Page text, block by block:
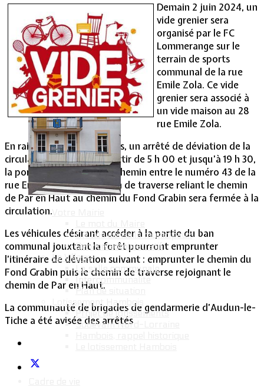
Vie Municipale
CR des conseils municipaux
Service administratif
Le Village
La salle communale
Intercommunalité
Plan de situation
Lotissement Hambois
Projet de lotissements
Sodevam Nord-Lorraine
Demain 2 juin 2024, un
vide grenier sera
organisé par le FC
Lommerange sur le
terrain de sports
communal de la rue
Emile Zola. Ce vide
grenier sera associé à
un vide maison au 28
rue Emile Zola.
En raison de ces animations, un arrêté de déviation de la
circulation a été pris. A partir de 5 h 00 et jusqu’à 19 h 30,
la portion de route et de chemin entre le numéro 43 de la
rue Emile Zola et le chemin de traverse reliant le chemin
de Par en Haut au chemin du Fond Grabin sera fermée à la
circulation.
Les véhicules désirant accéder à la partie du ban
communal jouxtant la forêt pourront emprunter
l’itinéraire de déviation suivant : emprunter le chemin du
Fond Grabin puis le chemin de traverse rejoignant le
chemin de Par en Haut.
La communauté de brigades de gendarmerie d’Audun-le-
Tiche a été avisée des arrêtés